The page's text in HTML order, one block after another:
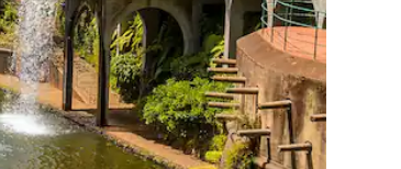
ou en appuyant et en faisant glisser.